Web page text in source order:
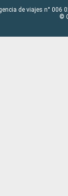
de viajes n° 006
©